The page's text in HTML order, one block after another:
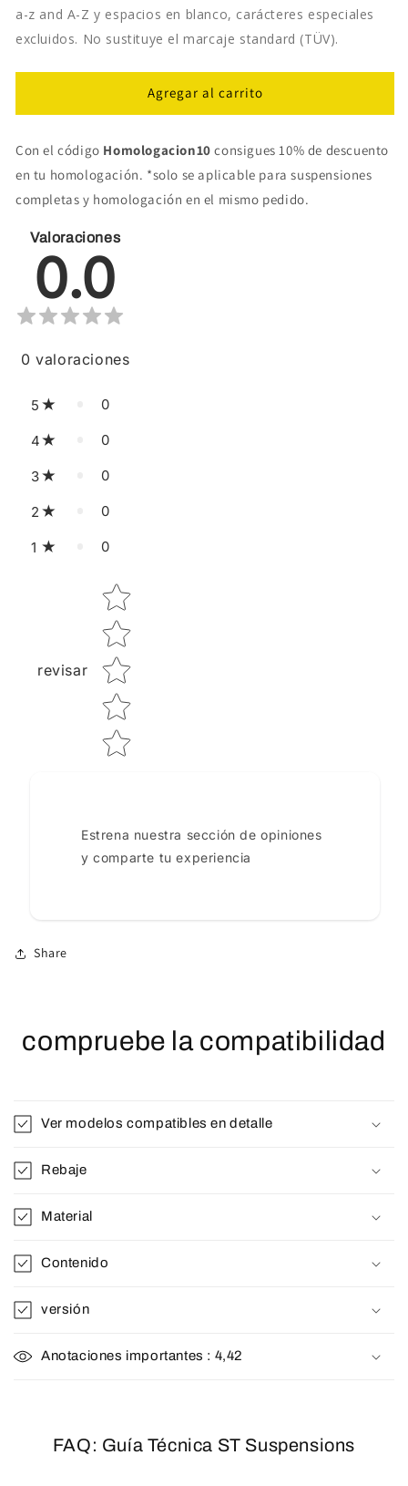
a-z and A-Z y espacios en blanco, carácteres especiales
excluidos. No sustituye el marcaje standard (TÜV).
Agregar al carrito
Con el código Homologacion10 consigues 10% de descuento
en tu homologación. *solo se aplicable para suspensiones
completas y homologación en el mismo pedido.
Valoraciones
0.0
0 valoraciones
5 0
4 0
3 0
2 0
1 0
revisar
Star rating
Estrena nuestra sección de opiniones
y comparte tu experiencia
Share
compruebe la compatibilidad
Ver modelos compatibles en detalle
Rebaje
Material
Contenido
versión
Anotaciones importantes : 4,42
FAQ: Guía Técnica ST Suspensions